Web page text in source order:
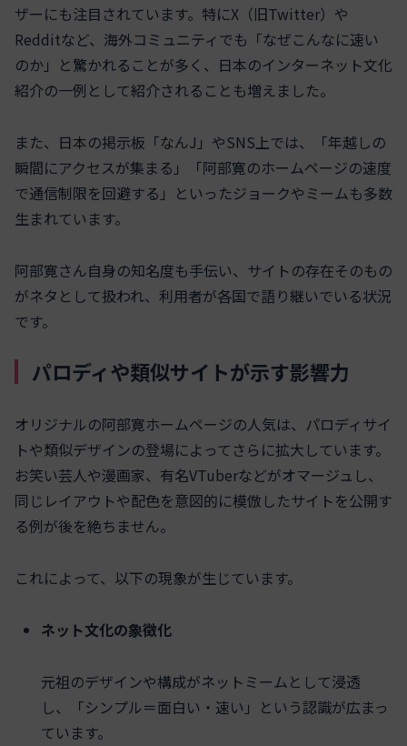
ザーにも注目されています。特にX（旧Twitter）や
Redditなど、海外コミュニティでも「なぜこんなに速い
のか」と驚かれることが多く、日本のインターネット文化
紹介の一例として紹介されることも増えました。
また、日本の掲示板「なんJ」やSNS上では、「年越しの
瞬間にアクセスが集まる」「阿部寛のホームページの速度
で通信制限を回避する」といったジョークやミームも多数
生まれています。
阿部寛さん自身の知名度も手伝い、サイトの存在そのもの
がネタとして扱われ、利用者が各国で語り継いでいる状況
です。
パロディや類似サイトが示す影響力
オリジナルの阿部寛ホームページの人気は、パロディサイ
トや類似デザインの登場によってさらに拡大しています。
お笑い芸人や漫画家、有名VTuberなどがオマージュし、
同じレイアウトや配色を意図的に模倣したサイトを公開す
る例が後を絶ちません。
これによって、以下の現象が生じています。
ネット文化の象徴化
元祖のデザインや構成がネットミームとして浸透
し、「シンプル＝面白い・速い」という認識が広まっ
ています。